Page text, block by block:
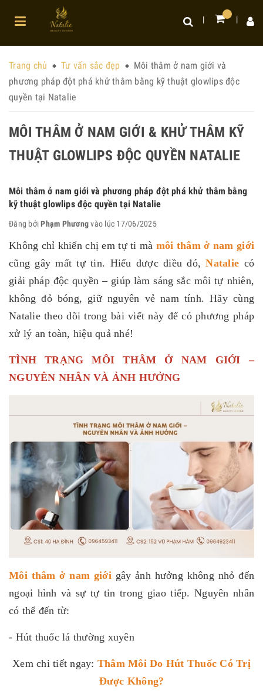
Trang chủ Tư vấn sắc đẹp
Môi thâm ở nam giới và
phương pháp đột phá khử thâm bằng kỹ thuật glowlips độc
quyền tại Natalie
MÔI THÂM Ở NAM GIỚI & KHỬ THÂM KỸ
THUẬT GLOWLIPS ĐỘC QUYỀN NATALIE
Môi thâm ở nam giới và phương pháp đột phá khử thâm bằng
kỹ thuật glowlips độc quyền tại Natalie
Đăng bởiPhạm Phươngvào lúc 17/06/2025
Không chỉ khiến chị em tự ti mà môi thâm ở nam giới
cũng gây mất tự tin. Hiểu được điều đó,Natalie có
giải pháp độc quyền – giúp làm sáng sắc môi tự nhiên,
không đỏ bóng, giữ nguyên vẻ nam tính. Hãy cùng
Natalie theo dõi trong bài viết này để có phương pháp
xử lý an toàn, hiệu quả nhé!
TÌNH TRẠNG MÔI THÂM Ở NAM GIỚI –
NGUYÊN NHÂN VÀ ẢNH HƯỞNG
Môi thâm ở nam giới gây ảnh hưởng không nhỏ đến
ngoại hình và sự tự tin trong giao tiếp. Nguyên nhân
có thể đến từ:
- Hút thuốc lá thường xuyên
Xem chi tiết ngay: Thâm Môi Do Hút Thuốc Có Trị
Được Không?